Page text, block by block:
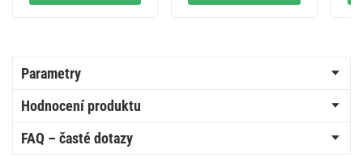
Parametry
Hodnocení produktu
FAQ – časté dotazy